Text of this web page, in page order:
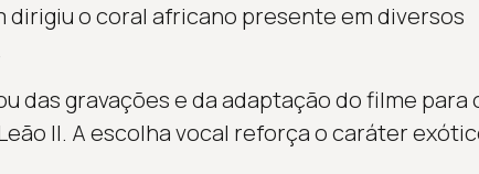
dirigiu o coral africano presente em diversos
das gravações e da adaptação do filme para
II. A escolha vocal reforça o caráter